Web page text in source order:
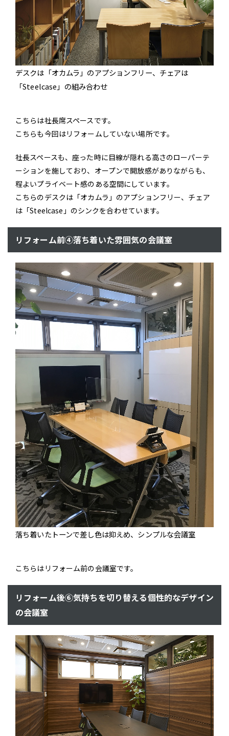
デスクは「オカムラ」のアプションフリー、チェアは
「Steelcase」の組み合わせ
こちらは社長席スペースです。
こちらも今回はリフォームしていない場所です。
社長スペースも、座った時に目線が隠れる高さのローパーテ
ーションを施しており、オープンで開放感がありながらも、
程よいプライベート感のある空間にしています。
こちらのデスクは「オカムラ」のアプションフリー、チェア
は「Steelcase」のシンクを合わせています。
リフォーム前④落ち着いた雰囲気の会議室
落ち着いたトーンで差し色は抑えめ、シンプルな会議室
こちらはリフォーム前の会議室です。
リフォーム後⑥気持ちを切り替える個性的なデザイン
の会議室